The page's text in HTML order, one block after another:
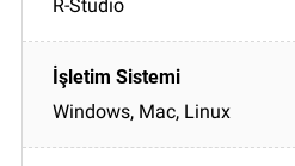
R-Studio
Windows, Mac, Linux